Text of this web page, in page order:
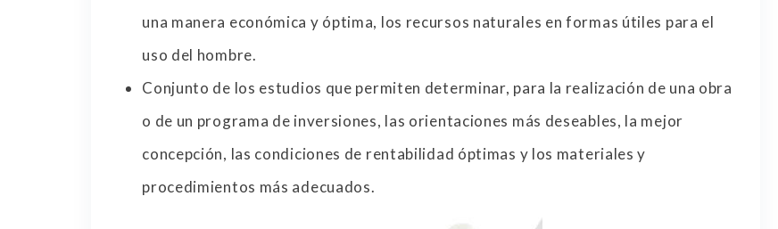
una manera económica y óptima, los recursos naturales en formas útiles para el
uso del hombre.
Conjunto de los estudios que permiten determinar, para la realización de una obra
o de un programa de inversiones, las orientaciones más deseables, la mejor
concepción, las condiciones de rentabilidad óptimas y los materiales y
procedimientos más adecuados.